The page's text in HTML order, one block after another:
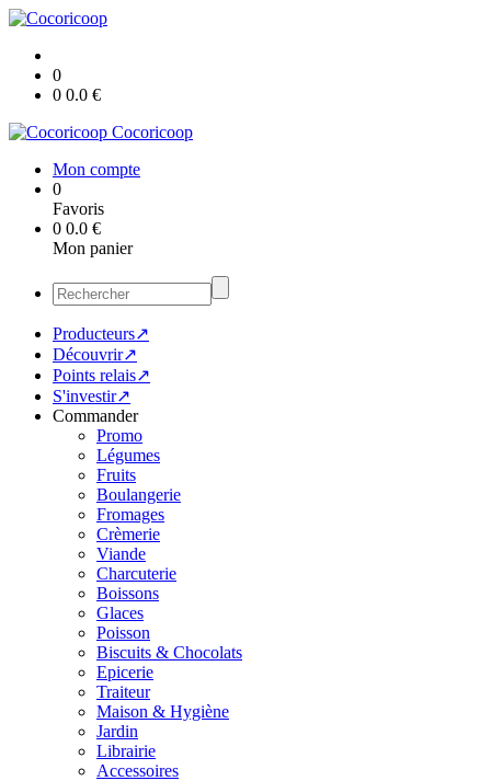
0
0 0.0 €
Cocoricoop
Mon compte
0
Favoris
0 0.0 €
Mon panier
Producteurs↗
Découvrir↗
Points relais↗
S'investir↗
Commander
Promo
Légumes
Fruits
Boulangerie
Fromages
Crèmerie
Viande
Charcuterie
Boissons
Glaces
Poisson
Biscuits & Chocolats
Epicerie
Traiteur
Maison & Hygiène
Jardin
Librairie
Accessoires